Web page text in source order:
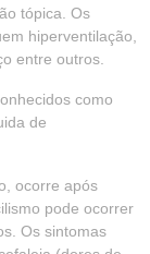
tópica. Os
hiperventilação,
entre outros.
como
de
ocorre após
pode ocorrer
Os sintomas